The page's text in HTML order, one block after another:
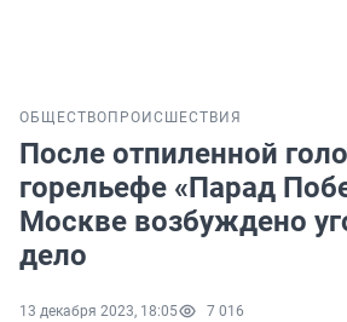
ОБЩЕСТВО ПРОИСШЕСТВИЯ
После отпиленной
горельефе «Парад
Москве возбуждено
дело
13 декабря 2023, 18:05 7 016